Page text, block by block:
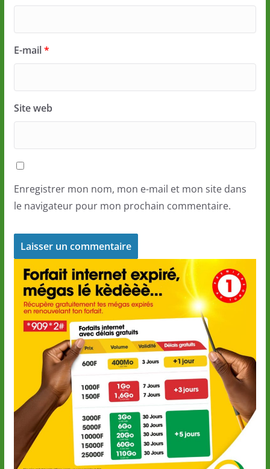
E-mail*
Site web
Enregistrer mon nom, mon e-mail et mon site dans
le navigateur pour mon prochain commentaire.